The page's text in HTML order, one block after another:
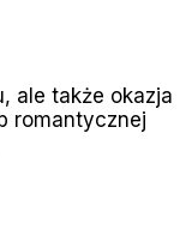
ale także okazja
romantycznej